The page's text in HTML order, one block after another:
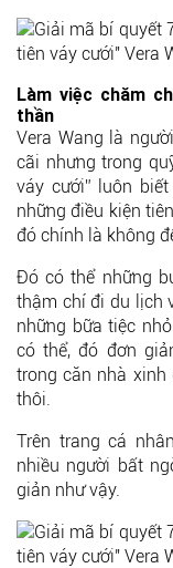
Làm việc chăm
thần
Vera Wang là
cãi nhưng trong
váy cưới” luôn
những điều kiện
đó chính là không
Đó có thể những
thậm chí đi du lịch
những bữa tiệc
có thể, đó đơn
trong căn nhà xinh
thôi.
Trên trang cá
nhiều người bất
giản như vậy.